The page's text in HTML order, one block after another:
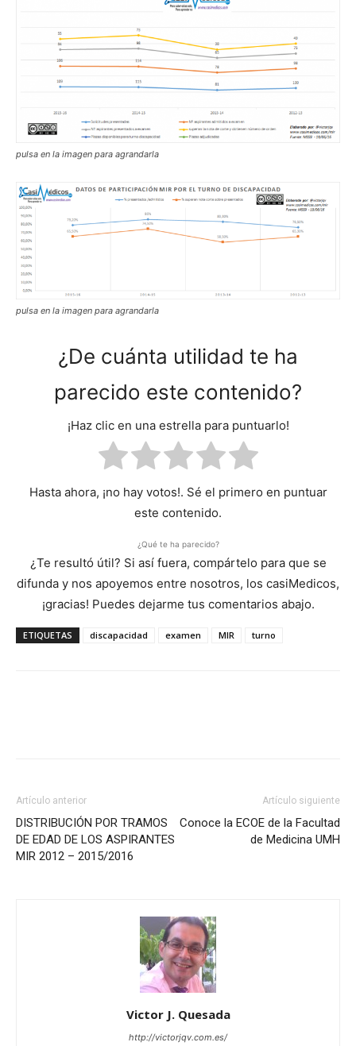
pulsa en la imagen para agrandarla
pulsa en la imagen para agrandarla
¿De cuánta utilidad te ha
parecido este contenido?
¡Haz clic en una estrella para puntuarlo!
Hasta ahora, ¡no hay votos!. Sé el primero en puntuar
este contenido.
¿Qué te ha parecido?
¿Te resultó útil? Si así fuera, compártelo para que se
difunda y nos apoyemos entre nosotros, los casiMedicos,
¡gracias! Puedes dejarme tus comentarios abajo.
ETIQUETAS discapacidad examen MIR turno
Artículo anterior
DISTRIBUCIÓN POR TRAMOS
DE EDAD DE LOS ASPIRANTES
MIR 2012 – 2015/2016
Artículo siguiente
Conoce la ECOE de la Facultad
de Medicina UMH
Victor J. Quesada
http://victorjqv.com.es/